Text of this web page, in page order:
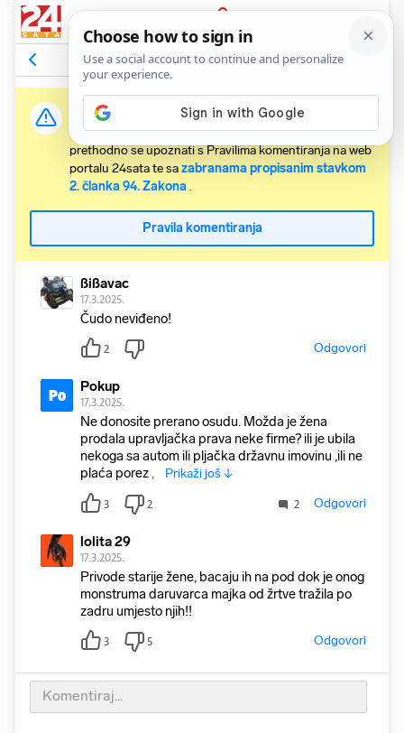
PRIJAVA
Komentari5 Relevantni
Važna obavijest:
Svaki korisnik koji želi komentirati članke obvezan je
prethodno se upoznati s Pravilima komentiranja na web
portalu 24sata te sazabranama propisanim stavkom
2. članka 94. Zakona .
Pravila komentiranja
ßißavac
17.3.2025.
Čudo neviđeno!
2 Odgovori
Po Pokup
17.3.2025.
Ne donosite prerano osudu. Možda je žena
prodala upravljačka prava neke firme? ili je ubila
nekoga sa autom ili pljačka državnu imovinu ,ili ne
plaća porez , il Prikaži još ↓
3 2 2 Odgovori
lolita 29
17.3.2025.
Privode starije žene, bacaju ih na pod dok je onog
monstruma daruvarca majka od žrtve tražila po
zadru umjesto njih!!
3 5 Odgovori